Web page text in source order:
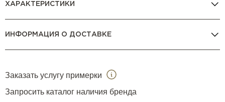
ХАРАКТЕРИСТИКИ
ИНФОРМАЦИЯ О ДОСТАВКЕ
Заказать услугу примерки
Запросить каталог наличия бренда